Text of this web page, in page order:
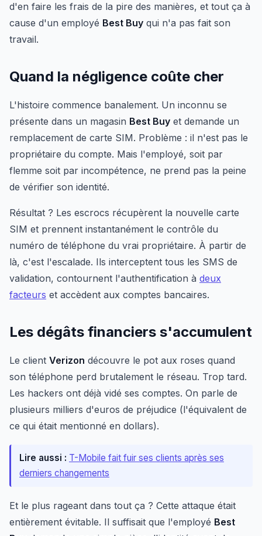
d'en faire les frais de la pire des manières, et tout ça à
cause d'un employé Best Buy qui n'a pas fait son
travail.
Quand la négligence coûte cher
L'histoire commence banalement. Un inconnu se
présente dans un magasin Best Buy et demande un
remplacement de carte SIM. Problème : il n'est pas le
propriétaire du compte. Mais l'employé, soit par
flemme soit par incompétence, ne prend pas la peine
de vérifier son identité.
Résultat ? Les escrocs récupèrent la nouvelle carte
SIM et prennent instantanément le contrôle du
numéro de téléphone du vrai propriétaire. À partir de
là, c'est l'escalade. Ils interceptent tous les SMS de
validation, contournent l'authentification à deux
facteurs et accèdent aux comptes bancaires.
Les dégâts financiers s'accumulent
Le client Verizon découvre le pot aux roses quand
son téléphone perd brutalement le réseau. Trop tard.
Les hackers ont déjà vidé ses comptes. On parle de
plusieurs milliers d'euros de préjudice (l'équivalent de
ce qui était mentionné en dollars).
Lire aussi : T-Mobile fait fuir ses clients après ses
derniers changements
Et le plus rageant dans tout ça ? Cette attaque était
entièrement évitable. Il suffisait que l'employé Best